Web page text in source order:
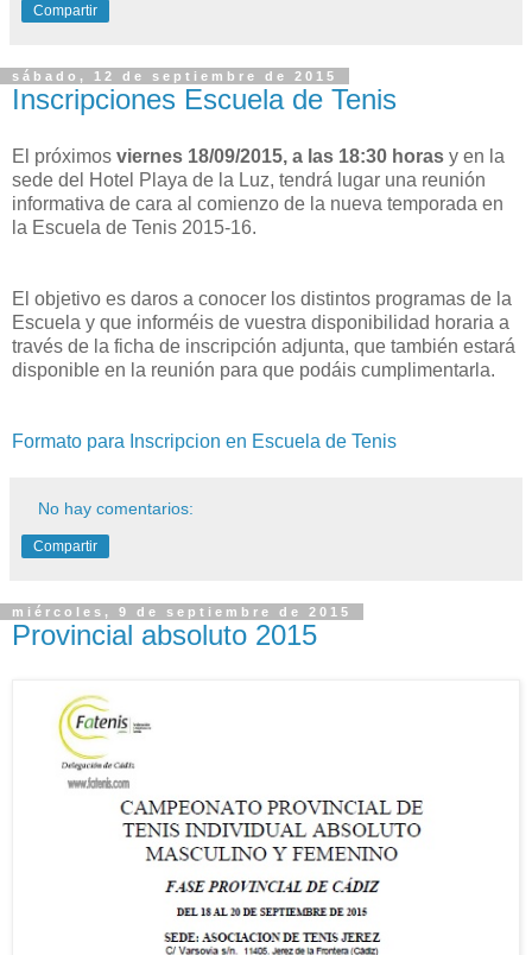
Compartir
sábado, 12 de septiembre de 2015
Inscripciones Escuela de Tenis
El próximos viernes 18/09/2015, a las 18:30 horas y en la
sede del Hotel Playa de la Luz, tendrá lugar una reunión
informativa de cara al comienzo de la nueva temporada en
la Escuela de Tenis 2015-16.
El objetivo es daros a conocer los distintos programas de la
Escuela y que informéis de vuestra disponibilidad horaria a
través de la ficha de inscripción adjunta, que también estará
disponible en la reunión para que podáis cumplimentarla.
Formato para Inscripcion en Escuela de Tenis
No hay comentarios:
Compartir
miércoles, 9 de septiembre de 2015
Provincial absoluto 2015